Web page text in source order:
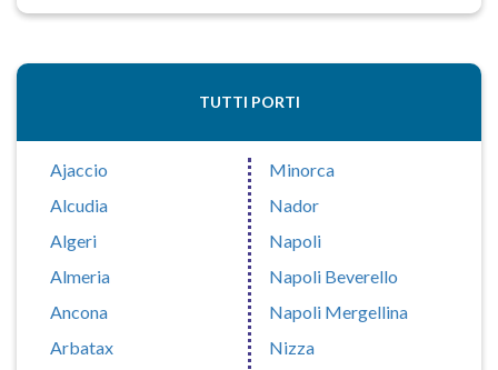
TUTTI PORTI
Ajaccio
Alcudia
Algeri
Almeria
Ancona
Arbatax
Minorca
Nador
Napoli
Napoli Beverello
Napoli Mergellina
Nizza